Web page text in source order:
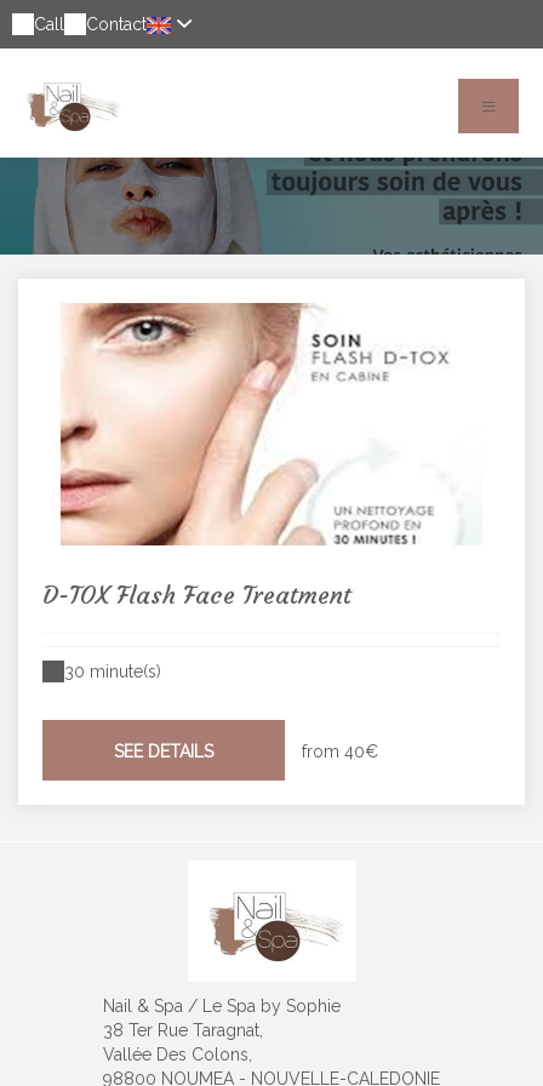
Call Contact
D-TOX Flash Face Treatment
30 minute(s)
SEE DETAILS from 40€
Nail & Spa / Le Spa by Sophie
38 Ter Rue Taragnat,
Vallée Des Colons,
98800 NOUMEA - NOUVELLE-CALEDONIE